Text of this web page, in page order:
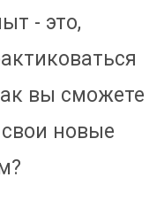
- это,
вы сможете
новые